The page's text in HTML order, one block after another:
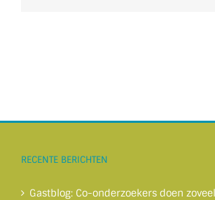
RECENTE BERICHTEN
Gastblog: Co-onderzoekers doen